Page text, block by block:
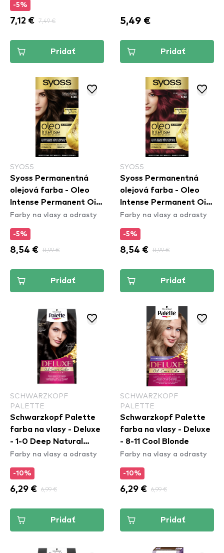
-5%
7,12 € 7,49 €
Pridať
5,49 €
Pridať
SYOSS
Syoss Permanentná
olejová farba - Oleo
Intense Permanent Oil
Color - 4-86 Chocolate
Farby na vlasy a odrasty
-5%
8,54 € 8,99 €
Pridať
SYOSS
Syoss Permanentná
olejová farba - Oleo
Intense Permanent Oil
Color - 5-92 Bright Red
Farby na vlasy a odrasty
-5%
8,54 € 8,99 €
Pridať
SCHWARZKOPF
PALETTE
Schwarzkopf Palette
farba na vlasy - Deluxe
- 1-0 Deep Natural
Black
Farby na vlasy a odrasty
-10%
6,29 € 6,99 €
Pridať
SCHWARZKOPF
PALETTE
Schwarzkopf Palette
farba na vlasy - Deluxe
- 8-11 Cool Blonde
Farby na vlasy a odrasty
-10%
6,29 € 6,99 €
Pridať